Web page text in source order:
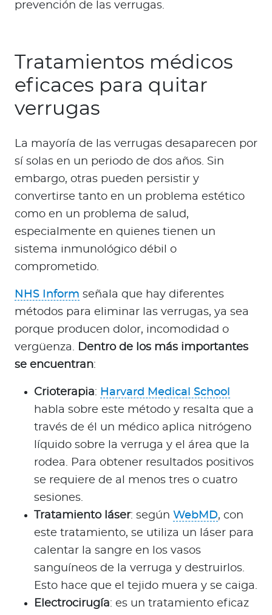
prevención de las verrugas.
Tratamientos médicos
eficaces para quitar
verrugas
La mayoría de las verrugas desaparecen por
sí solas en un periodo de dos años. Sin
embargo, otras pueden persistir y
convertirse tanto en un problema estético
como en un problema de salud,
especialmente en quienes tienen un
sistema inmunológico débil o
comprometido.
NHS Inform señala que hay diferentes
métodos para eliminar las verrugas, ya sea
porque producen dolor, incomodidad o
vergüenza. Dentro de los más importantes
se encuentran:
Crioterapia: Harvard Medical School
habla sobre este método y resalta que a
través de él un médico aplica nitrógeno
líquido sobre la verruga y el área que la
rodea. Para obtener resultados positivos
se requiere de al menos tres o cuatro
sesiones.
Tratamiento láser: según WebMD, con
este tratamiento, se utiliza un láser para
calentar la sangre en los vasos
sanguíneos de la verruga y destruirlos.
Esto hace que el tejido muera y se caiga.
Electrocirugía: es un tratamiento eficaz